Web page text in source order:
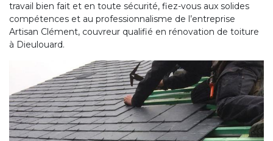
travail bien fait et en toute sécurité, fiez-vous aux solides
compétences et au professionnalisme de l’entreprise
Artisan Clément, couvreur qualifié en rénovation de toiture
à Dieulouard.